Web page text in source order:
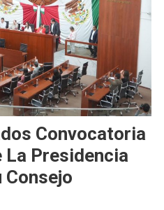
Convocatoria
La Presidencia
Consejo